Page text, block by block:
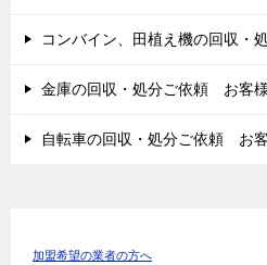
コンバイン、田植え機の回収
金庫の回収・処分ご依頼 お客
自転車の回収・処分ご依頼 お
加盟希望の業者の方へ